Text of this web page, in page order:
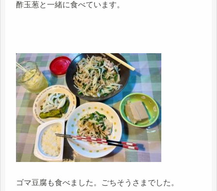
酢玉葱と一緒に食べています。
ゴマ豆腐も食べました。ごちそうさまでした。